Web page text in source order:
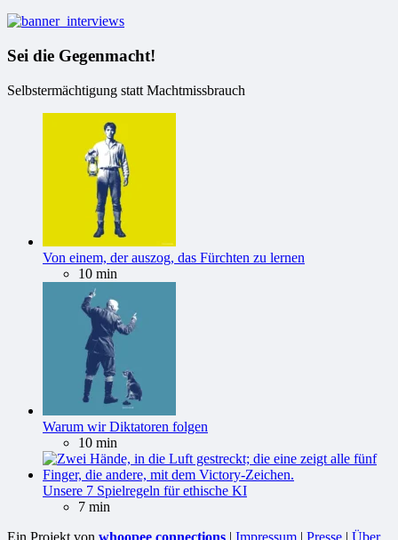
Sei die Gegenmacht!
Selbstermächtigung statt Machtmissbrauch
Von einem, der auszog, das Fürchten zu lernen
10 min
Warum wir Diktatoren folgen
10 min
Unsere 7 Spielregeln für ethische KI
7 min
Ein Projekt von whoopee connections | Impressum | Presse | Über